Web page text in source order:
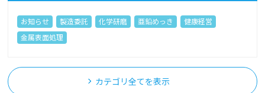
お知らせ 製造委託 化学研磨 亜鉛めっき
健康経営
金属表面処理
カテゴリ全てを表示